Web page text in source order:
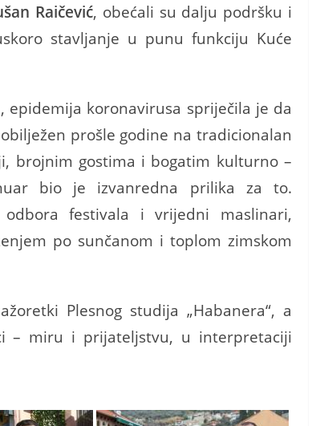
Raičević, obećali su dalju podršku i
stavljanje u punu funkciju Kuće
epidemija koronavirusa spriječila je da
prošle godine na tradicionalan
brojnim gostima i bogatim kulturno –
bio je izvanredna prilika za to.
odbora festivala i vrijedni maslinari,
po sunčanom i toplom zimskom
Plesnog studija „Habanera“, a
– miru i prijateljstvu, u interpretaciji